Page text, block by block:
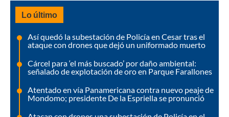
Lo último
Así quedó la subestación de Policía en Cesar tras el
ataque con drones que dejó un uniformado muerto
Cárcel para ‘el más buscado’ por daño ambiental:
señalado de explotación de oro en Parque Farallones
Atentado en vía Panamericana contra nuevo peaje de
Mondomo; presidente De la Espriella se pronunció